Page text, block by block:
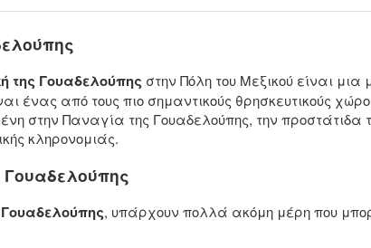
της Γουαδελούπης στην Πόλη του Μεξικού είναι
ένας από τους πιο σημαντικούς θρησκευτικούς
στην Παναγία της Γουαδελούπης, την προστάτιδα
κληρονομιάς.
Γουαδελούπης
, υπάρχουν πολλά ακόμη μέρη που